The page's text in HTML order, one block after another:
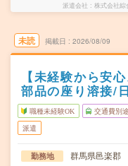
派遣会社 株式会社綜
未読 掲載日 2026/08/09
【未経験から安
部品の座り溶接/
職種未経験OK 交通費別
派遣
勤務地 群馬県邑楽郡